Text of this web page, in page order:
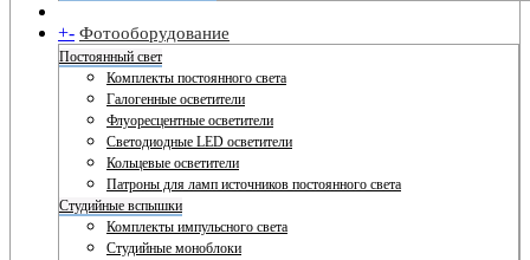
+- Фотооборудование
Постоянный свет
Комплекты постоянного света
Галогенные осветители
Флуоресцентные осветители
Светодиодные LED осветители
Кольцевые осветители
Патроны для ламп источников постоянного света
Студийные вспышки
Комплекты импульсного света
Студийные моноблоки